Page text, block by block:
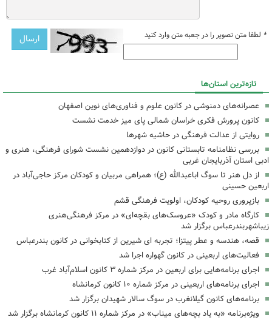
* لطفا متن تصویر را در جعبه متن وارد کنید
تازه‌ترین استان‌ها
عصرانه‌های دمنوشی در کانون علوم و فناوری‌های نوین اصفهان
کانون پرورش فکری خراسان شمالی پای میز خدمت نشست
روایتی از عدالت فرهنگی در حاشیه شهرها
بررسی نظامنامه تابستانی کانون در دوازدهمین نشست شورای فرهنگی، هنری و
ادبی استان آذربایجان غربی
از دل هنر تا سوگ اباعبدالله (ع)؛ همراهی مربیان و کودکان مرکز حاجی‌آباد در
اربعین حسینی
بازپروری روحیه کودکان، اولویت فرهنگی قشم
کارگاه مادر و کودک «عروسک‌های بقچه‌ای» در مرکز فرهنگی‌هنری
زیباشهربندرعباس برگزار شد
قصه، هندسه و عطر پیتزا؛ تجربه ای شیرین از کتابخوانی در کانون بندرعباس
فعالیت‌های اربعینی در کانون گهواره اجرا شد
اجرای برنامه‌هایی برای اربعین در مرکز شماره ۳ کانون اسلام‌آباد غرب
اجرای برنامه‌های اربعینی در مرکز شماره ۱۰ کانون کرمانشاه
برنامه‌های کانون گیلانغرب در سوگ سالار شهیدان برگزار شد
ویژه‌برنامه «به یاد بچه‌های میناب» در مرکز شماره ۱۱ کانون کرمانشاه برگزار شد